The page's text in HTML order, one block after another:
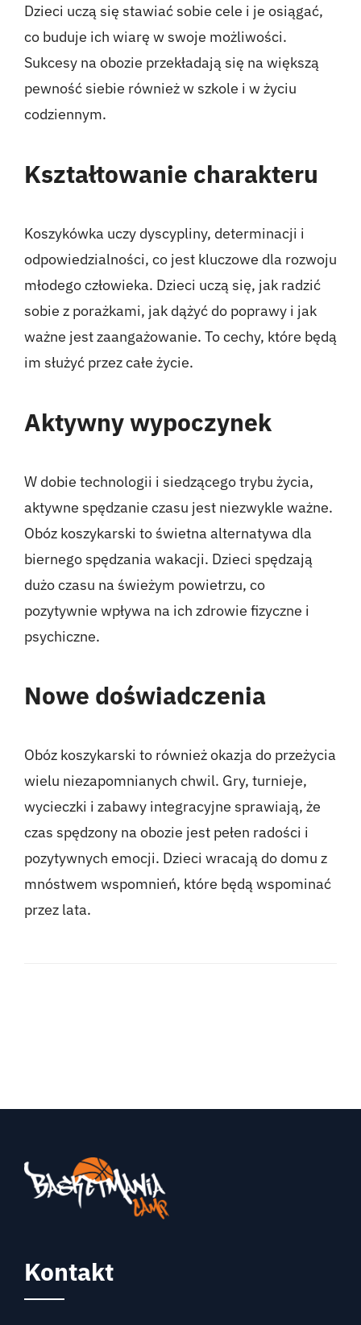
Dzieci uczą się stawiać sobie cele i je osiągać,
co buduje ich wiarę w swoje możliwości.
Sukcesy na obozie przekładają się na większą
pewność siebie również w szkole i w życiu
codziennym.
Kształtowanie charakteru
Koszykówka uczy dyscypliny, determinacji i
odpowiedzialności, co jest kluczowe dla rozwoju
młodego człowieka. Dzieci uczą się, jak radzić
sobie z porażkami, jak dążyć do poprawy i jak
ważne jest zaangażowanie. To cechy, które będą
im służyć przez całe życie.
Aktywny wypoczynek
W dobie technologii i siedzącego trybu życia,
aktywne spędzanie czasu jest niezwykle ważne.
Obóz koszykarski to świetna alternatywa dla
biernego spędzania wakacji. Dzieci spędzają
dużo czasu na świeżym powietrzu, co
pozytywnie wpływa na ich zdrowie fizyczne i
psychiczne.
Nowe doświadczenia
Obóz koszykarski to również okazja do przeżycia
wielu niezapomnianych chwil. Gry, turnieje,
wycieczki i zabawy integracyjne sprawiają, że
czas spędzony na obozie jest pełen radości i
pozytywnych emocji. Dzieci wracają do domu z
mnóstwem wspomnień, które będą wspominać
przez lata.
Kontakt